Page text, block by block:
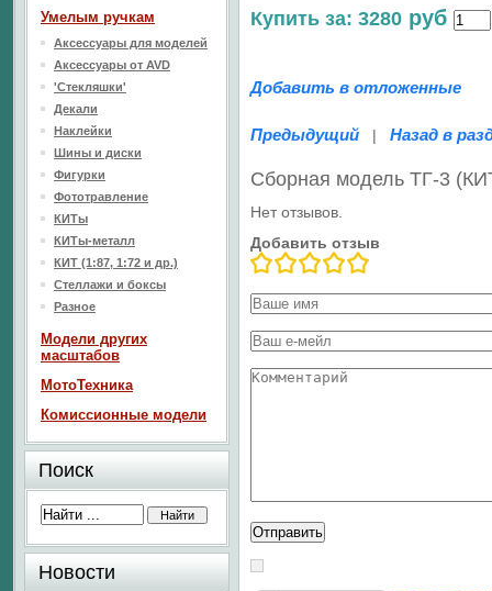
Купить за: 3280 руб
Добавить в отложенные
Предыдущий | Назад в
Сборная модель ТГ-3
Нет отзывов.
Добавить отзыв
Умелым ручкам
Аксессуары для моделей
Аксессуары от AVD
'Стекляшки'
Декали
Наклейки
Шины и диски
Фигурки
Фототравление
КИТы
КИТы-металл
КИТ (1:87, 1:72 и др.)
Стеллажи и боксы
Разное
Модели других
масштабов
МотоТехника
Комиссионные модели
Поиск
Новости